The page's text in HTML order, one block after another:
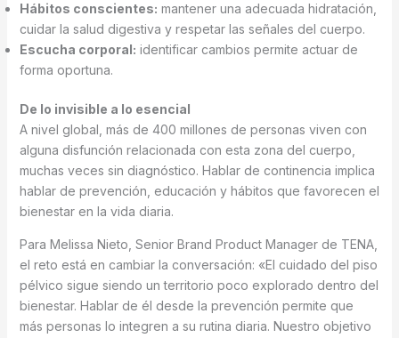
Hábitos conscientes: mantener una adecuada hidratación,
cuidar la salud digestiva y respetar las señales del cuerpo.
Escucha corporal: identificar cambios permite actuar de
forma oportuna.
De lo invisible a lo esencial
A nivel global, más de 400 millones de personas viven con
alguna disfunción relacionada con esta zona del cuerpo,
muchas veces sin diagnóstico. Hablar de continencia implica
hablar de prevención, educación y hábitos que favorecen el
bienestar en la vida diaria.
Para Melissa Nieto, Senior Brand Product Manager de TENA,
el reto está en cambiar la conversación: «El cuidado del piso
pélvico sigue siendo un territorio poco explorado dentro del
bienestar. Hablar de él desde la prevención permite que
más personas lo integren a su rutina diaria. Nuestro objetivo